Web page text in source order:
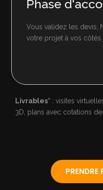
Phase
Vous validez les devis,
votre projet à vos côtés
Livrables* : visites
3D, plans avec cotations
PRENDRE